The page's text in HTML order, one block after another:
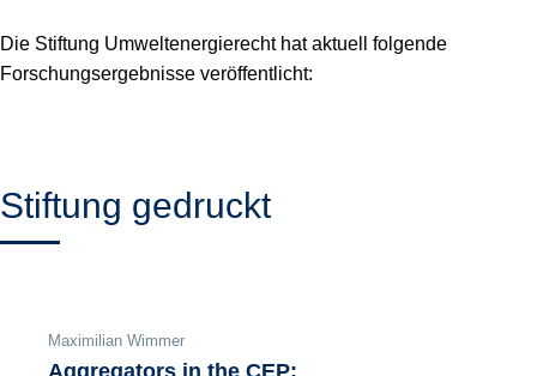
Die Stiftung Umweltenergierecht hat aktuell folgende
Forschungsergebnisse veröffentlicht:
Stiftung gedruckt
Maximilian Wimmer
Aggregators in the CEP: